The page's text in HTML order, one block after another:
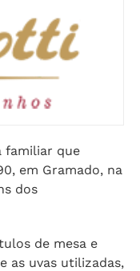
familiar que
em Gramado, na
dos
de mesa e
as uvas utilizadas,